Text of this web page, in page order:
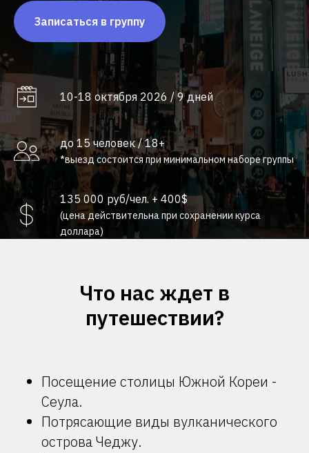
Записаться в группу
10-18 октября 2026 / 9 дней
до 15 человек / 18+
*выезд состоится при минимальном наборе группы
135 000 руб/чел. + 400$
(цена действительна при сохранении курса
доллара)
Что нас ждет в
путешествии?
Посещение столицы Южной Кореи -
Сеула.
Потрясающие виды вулканического
острова Чеджу.